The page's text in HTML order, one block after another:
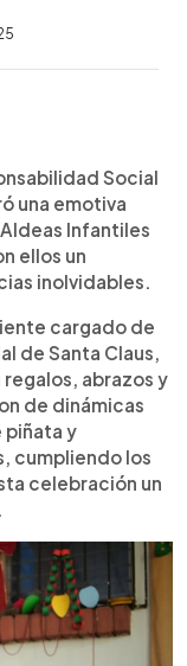
navideña
en
de alegría
recreativas
contó con
quienes
de
la
que incluye
de $0.25
a
una
a
Social
una emotiva
Infantiles
ellos un
inolvidables.
cargado de
de Santa Claus,
abrazos y
de dinámicas
piñata y
cumpliendo los
celebración un